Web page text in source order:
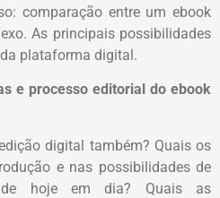
comparação entre um ebook
As principais possibilidades
plataforma digital.
e processo editorial do ebook
digital também? Quais os
e nas possibilidades de
hoje em dia? Quais as